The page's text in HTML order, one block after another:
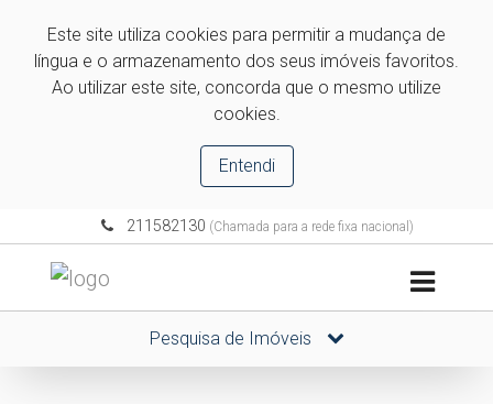
Este site utiliza cookies para permitir a mudança de
língua e o armazenamento dos seus imóveis favoritos.
Ao utilizar este site, concorda que o mesmo utilize
cookies.
Entendi
211582130 (Chamada para a rede fixa nacional)
Pesquisa de Imóveis